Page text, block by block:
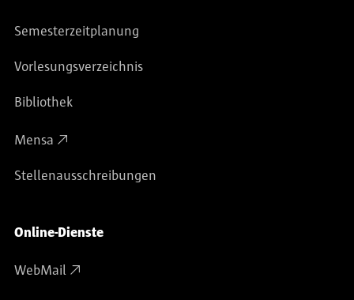
Semesterzeitplanung
Vorlesungsverzeichnis
Bibliothek
Mensa
Stellenausschreibungen
Online-Dienste
WebMail